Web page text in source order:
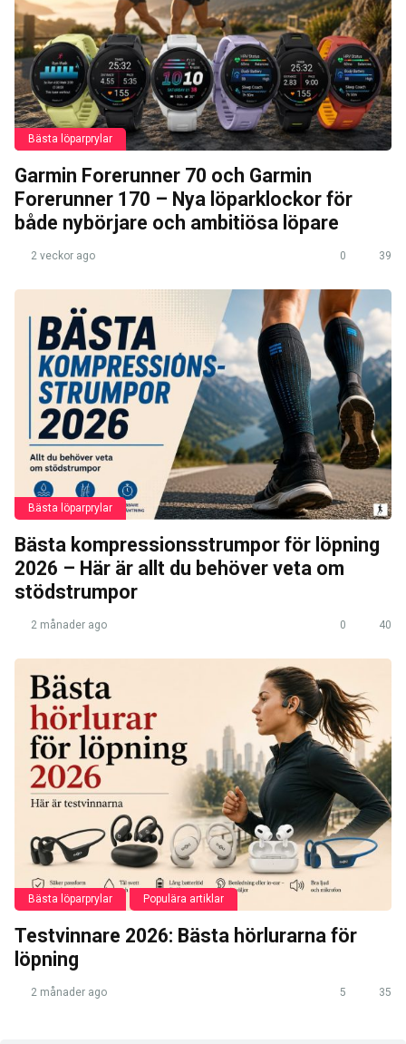
Bästa löparprylar
Garmin Forerunner 70 och Garmin
Forerunner 170 – Nya löparklockor för
både nybörjare och ambitiösa löpare
2 veckor ago 0 39
Bästa löparprylar
Bästa kompressionsstrumpor för löpning
2026 – Här är allt du behöver veta om
stödstrumpor
2 månader ago 0 40
Bästa löparprylar Populära artiklar
Testvinnare 2026: Bästa hörlurarna för
löpning
2 månader ago 5 35